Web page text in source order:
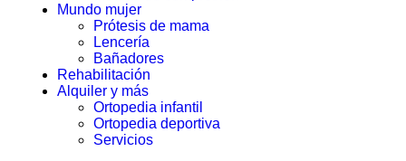
Mundo mujer
Prótesis de mama
Lencería
Bañadores
Rehabilitación
Alquiler y más
Ortopedia infantil
Ortopedia deportiva
Servicios